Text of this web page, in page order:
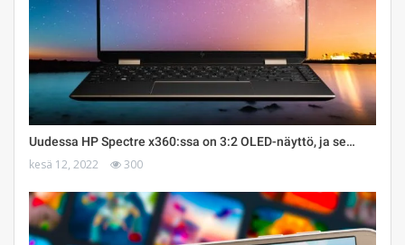
Uudessa HP Spectre x360:ssa on 3:2 OLED-näyttö, ja se…
kesä 12, 2022 300